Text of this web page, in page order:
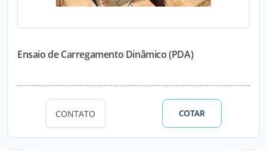
Ensaio de Carregamento Dinâmico (PDA)
CONTATO COTAR